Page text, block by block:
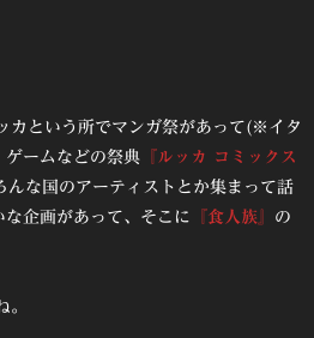
という所でマンガ祭があって(※イタ
ゲームなどの祭典『ルッカ コミックス
んな国のアーティストとか集まって話
企画があって、そこに
『食人族』 の